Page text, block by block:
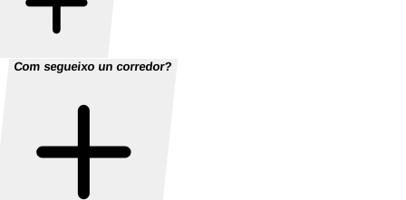
Com segueixo un corredor?